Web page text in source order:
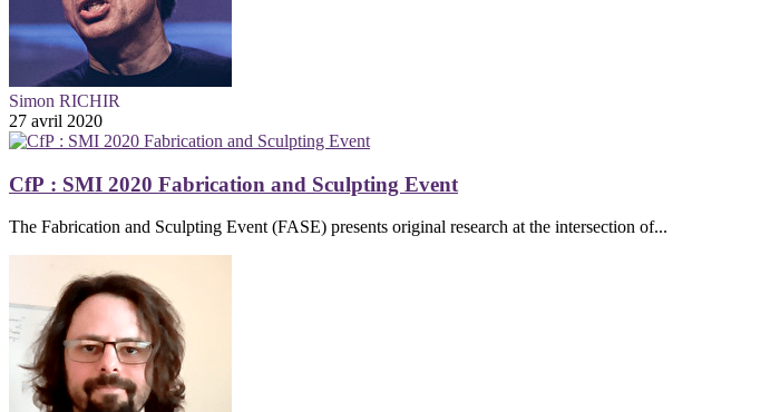
Simon RICHIR
27 avril 2020
CfP : SMI 2020 Fabrication and Sculpting Event
The Fabrication and Sculpting Event (FASE) presents original research at the intersection of...